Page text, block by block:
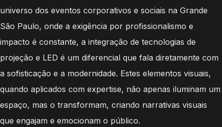
universo dos eventos corporativos e sociais na Grande
São Paulo, onde a exigência por profissionalismo e
impacto é constante, a integração de tecnologias de
projeção e LED é um diferencial que fala diretamente com
a sofisticação e a modernidade. Estes elementos visuais,
quando aplicados com expertise, não apenas iluminam um
espaço, mas o transformam, criando narrativas visuais
que engajam e emocionam o público.